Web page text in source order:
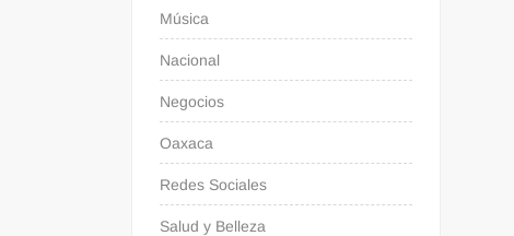
Música
Nacional
Negocios
Oaxaca
Redes Sociales
Salud y Belleza